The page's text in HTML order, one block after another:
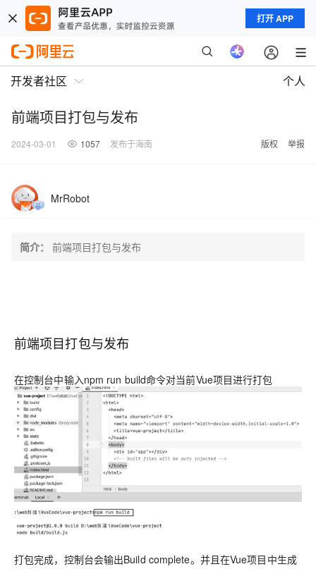
打开 APP
开发者社区 个人
前端项目打包与发布
2024-03-01 1057 发布于海南 版权 举报
MrRobot
简介： 前端项目打包与发布
前端项目打包与发布
在控制台中输入npm run build命令对当前Vue项目进行打包
打包完成，控制台会输出Build complete。并且在Vue项目中生成